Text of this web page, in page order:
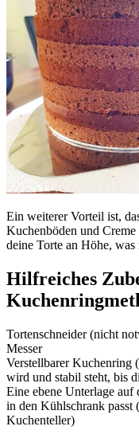
Ein weiterer Vorteil ist,
Kuchenböden und
deine Torte an Höhe,
Hilfreiches
Tortenschneider (nicht
Messer
Verstellbarer Kuchenring
wird und stabil steht, bis
Eine ebene Unterlage auf
in den Kühlschrank passt
Kuchenteller)